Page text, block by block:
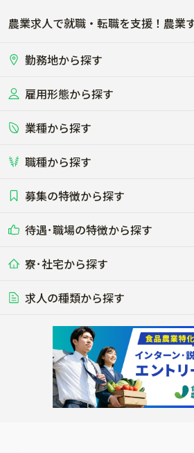
農業求人で就職・転職を支援！農業
勤務地から探す
北海道
関東
東海
雇用形態から探す
正社員 バ
短期アルバイト
その他（独立・副業など）
業種から探す
畜産（酪農･肉牛･養豚･養鶏など
酪農
する牧場
養豚
る養豚場
レースで活躍する馬の手入れや子馬
その
その他
ど）
畑・圃場で野菜・穀物を生産 ビニ
稲作
ビニールハウスで観賞用植物の栽
植物
環境制
理
農業資材･肥料
農場設備・肥料・飼料の生産・流
農業用の機械・機材の開発・販
流通･
農産物
入
製造･加工･販売 福祉
その他業種
木材の植林・伐採・加工、または
漁業･
魚介
工場
職種から探す
農場･牧場･現場職
専門
研究･開発 WEB
その他職種
募集の特徴から探す
未経験歓迎
学歴不問
50代採用実績あり
AT免
内定まで最短1週間 管理
待遇･職場の特徴から探す
社会保険完備
食事補助あり
年間
経験者優遇 独立
寮･社宅から探す
単身寮あり
寮･社宅相談可
求人の種類から探す
転職おまかせ求人